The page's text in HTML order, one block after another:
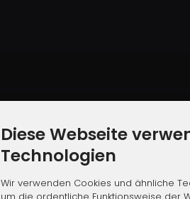
Diese Webseite
Technologien
Wir verwenden Cookies und ähnliche